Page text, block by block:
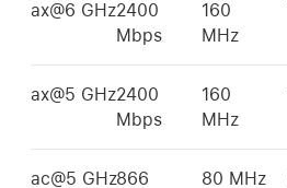
ax@6 GHz2400
Mbps
160
MHz
ax@5 GHz2400
Mbps
160
MHz
ac@5 GHz866
80 MHz